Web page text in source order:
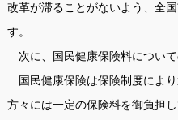
改革が滞ることがないよう、全
す。
次に、国民健康保険料について
国民健康保険は保険制度によ
方々には一定の保険料を御負担